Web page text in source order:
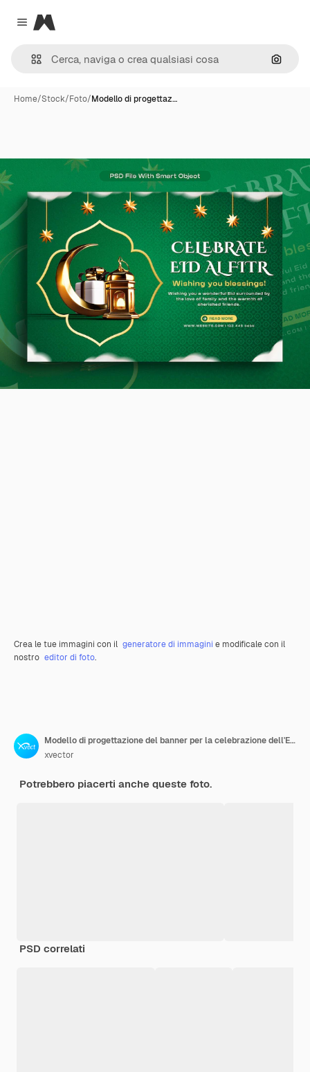
Close menu
Magnific
Cerca
Home/Stock/Foto/Modello di progettaz…
Crea le tue immagini con il generatore di immagini e modificale con il
nostro editor di foto.
Modello di progettazione del banner per la celebrazione dell'Eid Al Fitr
xvector
Potrebbero piacerti anche queste foto.
PSD correlati